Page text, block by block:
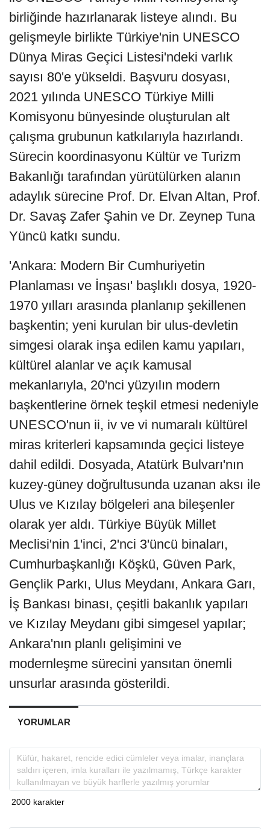
birliğinde hazırlanarak listeye alındı. Bu
gelişmeyle birlikte Türkiye'nin UNESCO
Dünya Miras Geçici Listesi'ndeki varlık
sayısı 80'e yükseldi. Başvuru dosyası,
2021 yılında UNESCO Türkiye Milli
Komisyonu bünyesinde oluşturulan alt
çalışma grubunun katkılarıyla hazırlandı.
Sürecin koordinasyonu Kültür ve Turizm
Bakanlığı tarafından yürütülürken alanın
adaylık sürecine Prof. Dr. Elvan Altan, Prof.
Dr. Savaş Zafer Şahin ve Dr. Zeynep Tuna
Yüncü katkı sundu.
'Ankara: Modern Bir Cumhuriyetin
Planlaması ve İnşası' başlıklı dosya, 1920-
1970 yılları arasında planlanıp şekillenen
başkentin; yeni kurulan bir ulus-devletin
simgesi olarak inşa edilen kamu yapıları,
kültürel alanlar ve açık kamusal
mekanlarıyla, 20'nci yüzyılın modern
başkentlerine örnek teşkil etmesi nedeniyle
UNESCO'nun ii, iv ve vi numaralı kültürel
miras kriterleri kapsamında geçici listeye
dahil edildi. Dosyada, Atatürk Bulvarı'nın
kuzey-güney doğrultusunda uzanan aksı ile
Ulus ve Kızılay bölgeleri ana bileşenler
olarak yer aldı. Türkiye Büyük Millet
Meclisi'nin 1'inci, 2'nci 3'üncü binaları,
Cumhurbaşkanlığı Köşkü, Güven Park,
Gençlik Parkı, Ulus Meydanı, Ankara Garı,
İş Bankası binası, çeşitli bakanlık yapıları
ve Kızılay Meydanı gibi simgesel yapılar;
Ankara'nın planlı gelişimini ve
modernleşme sürecini yansıtan önemli
unsurlar arasında gösterildi.
YORUMLAR